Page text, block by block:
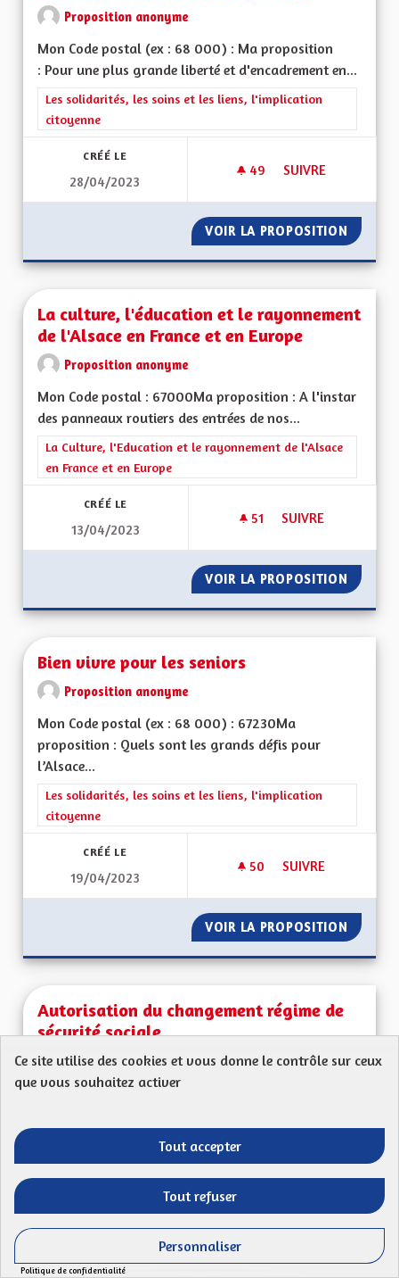
Proposition anonyme
Mon Code postal (ex : 68 000) : Ma proposition
: Pour une plus grande liberté et d'encadrement en...
Filtrer les résultats de la catégorie : Les solidarités, les soins
Les solidarités, les soins et les liens, l'implication
citoyenne
CRÉÉ LE
28/04/2023
49 49 ABONNÉS
SUIVRE
VOIR LA PROPOSITION POUR
La culture, l'éducation et le rayonnement
de l'Alsace en France et en Europe
Proposition anonyme
Mon Code postal : 67000Ma proposition : A l'instar
des panneaux routiers des entrées de nos...
Filtrer les résultats de la catégorie : La Culture, l'Education et
La Culture, l'Education et le rayonnement de l'Alsace
en France et en Europe
CRÉÉ LE
13/04/2023
51 51 ABONNÉS
SUIVRE
VOIR LA PROPOSITION LA
Bien vivre pour les seniors
Proposition anonyme
Mon Code postal (ex : 68 000) : 67230Ma
proposition : Quels sont les grands défis pour
l’Alsace...
Filtrer les résultats de la catégorie : Les solidarités, les soins
Les solidarités, les soins et les liens, l'implication
citoyenne
CRÉÉ LE
19/04/2023
50 50 ABONNÉS
SUIVRE
VOIR LA PROPOSITION BIEN
Autorisation du changement régime de
sécurité sociale
Nathan Bauer
Mon Code postal (67110) : Autoriser le changement
Filtrer les résultats de la catégorie : Les services publics en
Les services publics en proximité
CRÉÉ LE
AUTORISATION DU
VOIR LA PROPOSITION
Ce site utilise des cookies et vous donne le contrôle sur ceux
que vous souhaitez activer
Tout accepter
Tout refuser
Personnaliser
Politique de confidentialité